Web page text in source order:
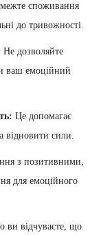
споживання
до тривожності.
Не дозволяйте
ваш емоційний
Це допомагає
відновити сили.
з позитивними,
для емоційного
ви відчуваєте, що